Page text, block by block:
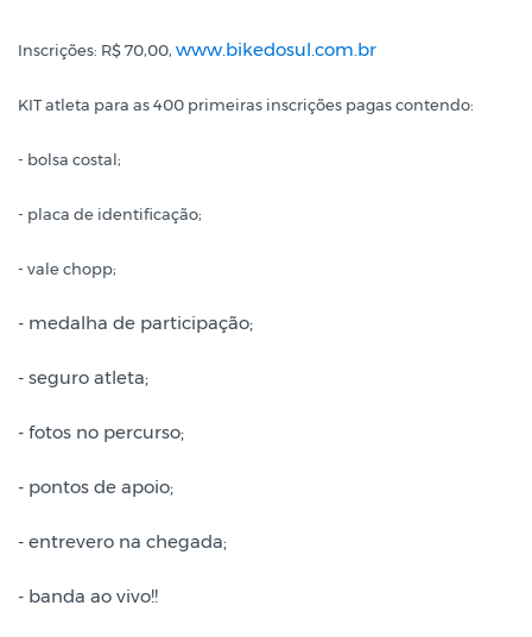
Inscrições: R$ 70,00, www.bikedosul.com.br
KIT atleta para as 400 primeiras inscrições pagas contendo:
- bolsa costal;
- placa de identificação;
- vale chopp;
- medalha de participação;
- seguro atleta;
- fotos no percurso;
- pontos de apoio;
- entrevero na chegada;
- banda ao vivo!!